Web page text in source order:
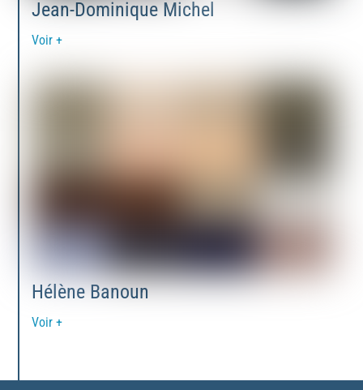
Jean-Dominique Michel
Voir +
Hélène Banoun
Voir +